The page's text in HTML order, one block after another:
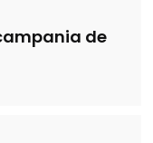
de